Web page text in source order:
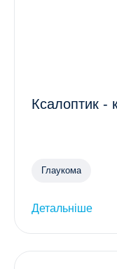
Ксалоптик -
Глаукома
Детальніше